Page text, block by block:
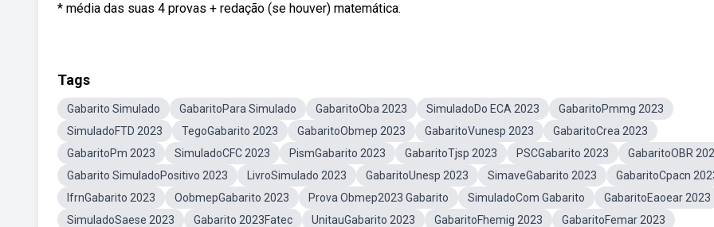
* média das suas 4 provas + redação (se houver) matemática.
Tags
Gabarito Simulado GabaritoPara Simulado GabaritoOba 2023 SimuladoDo ECA 2023
GabaritoPmmg 2023
SimuladoFTD 2023
TegoGabarito 2023 GabaritoObmep 2023 GabaritoVunesp 2023
GabaritoCrea 2023
GabaritoPm 2023
SimuladoCFC 2023 PismGabarito 2023 GabaritoTjsp 2023 PSCGabarito 2023
GabaritoOBR
Gabarito SimuladoPositivo 2023
LivroSimulado 2023 GabaritoUnesp 2023 SimaveGabarito 2023
GabaritoCpacn
IfrnGabarito 2023
OobmepGabarito 2023 Prova Obmep2023 Gabarito SimuladoCom Gabarito
GabaritoEaoear 2023
SimuladoSaese 2023
Gabarito 2023Fatec UnitauGabarito 2023 GabaritoFhemig 2023
GabaritoFemar 2023